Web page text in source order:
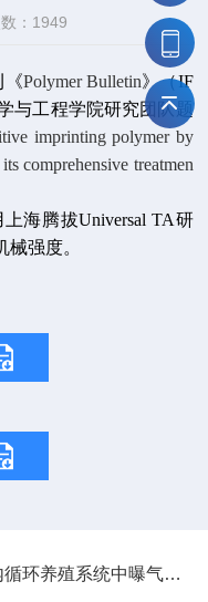
：1949
《Polymer Bulletin》（IF
与工程学院研究团队题
imprinting polymer by
comprehensive treatmen
海腾拔Universal TA研
械强度。
质构仪相关论文：室内循环养殖系统中曝气流量对尼罗罗非鱼生长的影响